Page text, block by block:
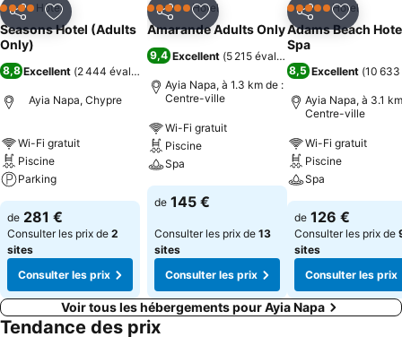
PartagerAjouter à mes favoris
4 ÉtoilesHôtel
Seasons Hotel (Adults
Only)
8,8 Excellent (2 444 évaluations
Ayia Napa, Chypre
Wi-Fi gratuit
Piscine
Parking
de 281 €
Consulter les prix de 2
sites
Consulter les prix
PartagerAjouter à mes favoris
5 Étoiles Hôtel
Amarande Adults Only
9,4 Excellent (5 215 évaluations
Ayia Napa, à 1.3 km de :
Centre-ville
Wi-Fi gratuit
Piscine
Spa
de 145 €
Consulter les prix de 13
sites
Consulter les prix
PartagerAjouter
5 Étoiles Hôtel
Adams Beach
Spa
8,5 Excellent (10
Ayia Napa, à 3.1
Centre-ville
Wi-Fi gratuit
Piscine
Spa
de 126 €
Consulter les prix de
sites
Consulter les prix
Voir tous les hébergements pour Ayia Napa
Tendance des prix